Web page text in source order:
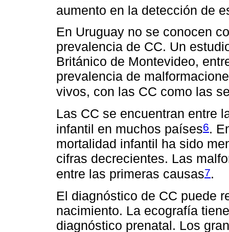
aumento en la detección de
En Uruguay no se conocen
prevalencia de CC. Un
Británico de Montevideo,
prevalencia de
vivos, con las CC como las
Las CC se encuentran entre
infantil en muchos países6.
mortalidad infantil ha sido
cifras decrecientes. Las
entre las primeras causas7.
El diagnóstico de CC puede
nacimiento. La ecografía
diagnóstico prenatal. Los